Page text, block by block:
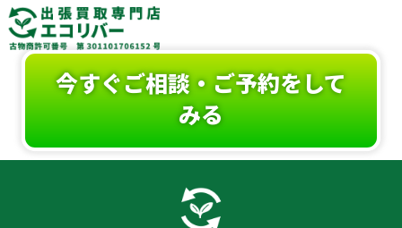
今すぐご相談・ご予約をして
みる